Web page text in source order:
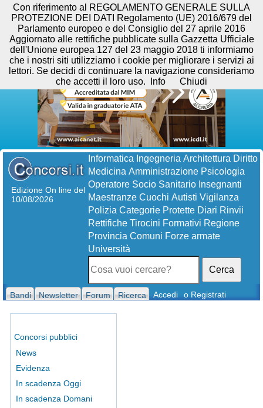
Edizione On line del
10/08/2026
Informatica Ingegneria Architettura Diritto
Medicina Amministrazione Psicologia
Operatore Socio Sanitario Insegnanti
Maestranze Cuochi Autisti Vigilanza
Polizia Categorie Protette Diari Rinvii
Rettifiche Tirocini Formativi Regione
Provincia Comuni Forze armate
Università
Cerca
Bandi Newsletter Forum Ricerca Accedi o Registrati
Concorsi pubblici
News
Evidenza
In scadenza Oggi
In scadenza Domani
Con riferimento al REGOLAMENTO GENERALE SULLA
PROTEZIONE DEI DATI Regolamento (UE) 2016/679 del
Parlamento europeo e del Consiglio del 27 aprile 2016
Aggiornato alle rettifiche pubblicate sulla Gazzetta Ufficiale
dell'Unione europea 127 del 23 maggio 2018 ti informiamo
che i nostri siti utilizziamo i cookie per migliorare i servizi ai
lettori. Se decidi di continuare la navigazione consideriamo
che accetti il loro uso.
Info Chiudi